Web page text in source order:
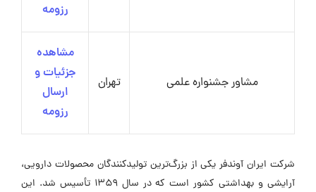
رزومه
مشاور جشنواره علمی تهران
مشاهده
جزئیات و
ارسال
رزومه
شرکت ایران آوندفر یکی از بزرگ‌ترین تولیدکنندگان محصولات دارویی،
آرایشی و بهداشتی کشور است که در سال ۱۳۵۹ تأسیس شد. این